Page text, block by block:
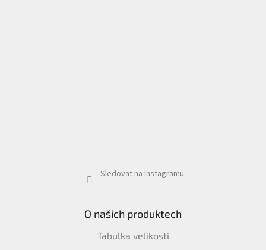
Sledovat na Instagramu
O našich produktech
Tabulka velikostí